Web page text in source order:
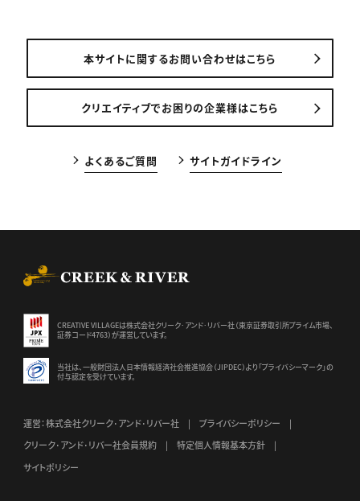
本サイトに関するお問い合わせはこちら
クリエイティブでお困りの企業様はこちら
よくあるご質問 サイトガイドライン
CREATIVE VILLAGEは株式会社クリーク･アンド･リバー社（東京証券取引所プライム市場、
証券コード4763）が運営しています。
当社は、一般財団法人日本情報経済社会推進協会（JIPDEC）より 「プライバシーマーク」の
付与認定を受けています。
運営：株式会社クリーク･アンド･リバー社
プライバシーポリシー
クリーク･アンド･リバー社会員規約
特定個人情報基本方針
サイトポリシー